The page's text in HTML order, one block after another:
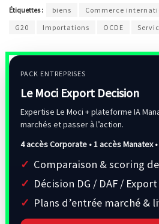
Étiquettes : biens Commerce
G20
Importations OCDE
PACK ENTREPRISES
Le Moci Export Decision
Expertise Le Moci + plateforme IA
marchés et passer à l’action.
4 accès Corporate • 1 accès Manatex •
Comparaison & scoring
Décision DG / DAF /
Plans d’entrée marché &